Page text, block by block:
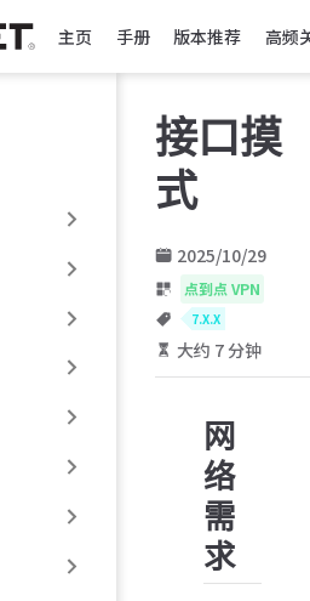
主页 手册 版本推荐 高频
接口摸
式
2025/10/29
点到点 VPN
7.X.X
大约 7 分钟
网
络
需
求